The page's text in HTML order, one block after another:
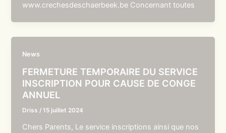
www.crechesdeschaerbeek.be Concernant toutes
News
FERMETURE TEMPORAIRE DU SERVICE
INSCRIPTION POUR CAUSE DE CONGE
ANNUEL
Driss /15 juillet 2024
Chers Parents, Le service inscriptions ainsi que nos